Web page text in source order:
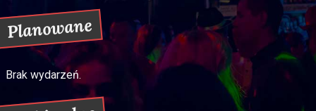
Planowane
Brak wydarzeń.